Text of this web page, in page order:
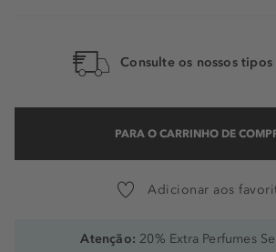
Consulte os nossos
PARA O CARRINHO DE
Adicionar aos
Atenção: 20% Extra Perfumes